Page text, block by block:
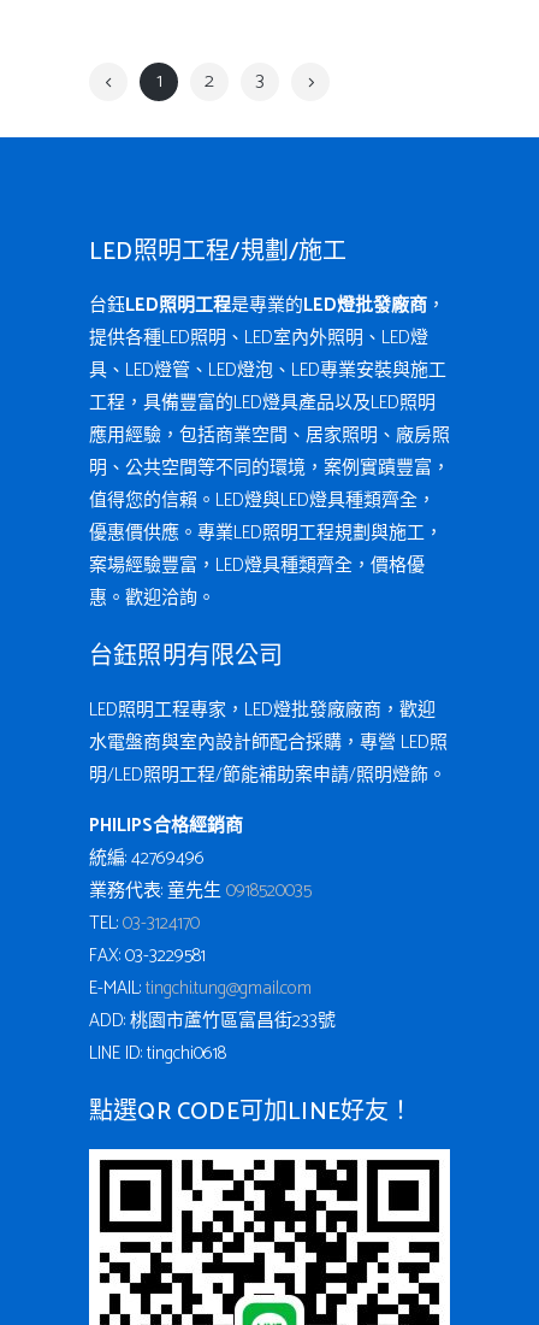
1 2 3
LED照明工程/規劃/施工
台鈺LED照明工程是專業的LED燈批發廠商 ，
提供各種LED照明、LED室內外照明、LED燈
具、LED燈管、LED燈泡、LED專業安裝與施工
工程，具備豐富的LED燈具產品以及LED照明
應用經驗，包括商業空間、居家照明、廠房照
明、公共空間等不同的環境，案例實蹟豐富，
值得您的信賴。LED燈與LED燈具種類齊全，
優惠價供應。專業LED照明工程規劃與施工，
案場經驗豐富，LED燈具種類齊全，價格優
惠。歡迎洽詢。
台鈺照明有限公司
LED照明工程專家，LED燈批發廠廠商，歡迎
水電盤商與室內設計師配合採購，專營 LED照
明/LED照明工程/節能補助案申請/照明燈飾。
PHILIPS合格經銷商
統編: 42769496
業務代表: 童先生0918520035
TEL:03-3124170
FAX: 03-3229581
E-MAIL:tingchi.tung@gmail.com
ADD: 桃園市蘆竹區富昌街233號
LINE ID: tingchi0618
點選QR CODE可加LINE好友！